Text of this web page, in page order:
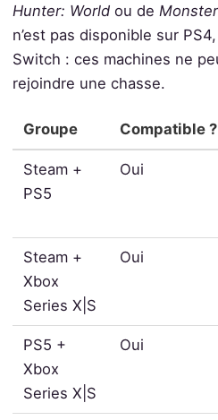
Hunter: Worldou de
n’est pas disponible sur
Switch : ces machines ne
rejoindre une chasse.
Groupe Compatible ?
Steam +
PS5
Oui
Steam +
Xbox
Series X|S
Oui
PS5 +
Xbox
Series X|S
Oui